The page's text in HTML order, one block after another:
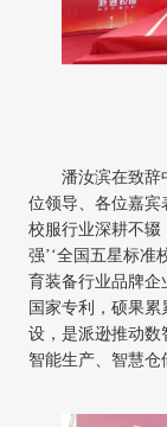
潘汝滨在致辞
位领导、各位嘉宾
校服行业深耕不辍
强’‘全国五星标准
育装备行业品牌企
国家专利，硕果
设，是派逊推动数
智能生产、智慧仓